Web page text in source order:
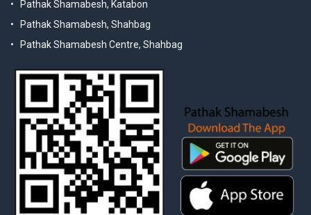
Pathak Shamabesh, Katabon
Pathak Shamabesh, Shahbag
Pathak Shamabesh Centre, Shahbag